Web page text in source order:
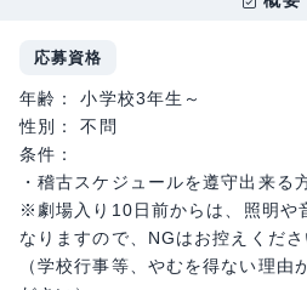
応募資格
年齢： 小学校3年生～
性別： 不問
条件：
・稽古スケジュールを遵守出来る
※劇場入り10日前からは、照明や
なりますので、NGはお控えくださ
（学校行事等、やむを得ない理由